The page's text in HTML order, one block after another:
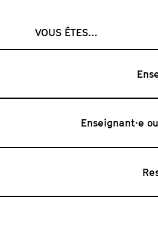
VOUS ÊTES…
Enseignant·e